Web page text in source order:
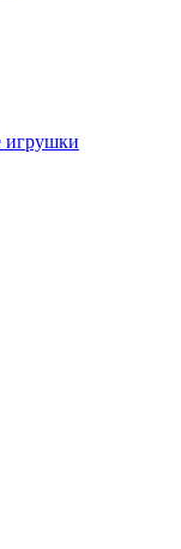
игрушки